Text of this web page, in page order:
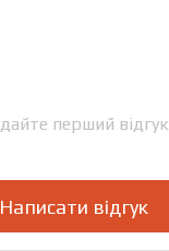
перший відгук
Написати відгук